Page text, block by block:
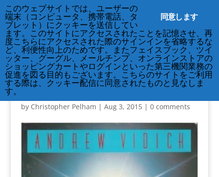
212-677-8621 info@crsny.org
love-is-a-secret
by Christopher Pelham | Aug 3, 2015| 0 comments
同意します
このウェブサイトでは、ユーザーの
端末（コンピュータ、携帯電話、タ
ブレット）にクッキーを送信してい
ます。このサイトにアクセスされたことを記憶させ、再
度こちらにアクセスされた際のサインインを省略するな
ど、利便性向上のためです。またフェイスブック、ツイ
ッター、グーグル、メールチンプ、オンラインストアの
ショッピングカートやログインといった第三機関業務の
促進を図る目的もございます。こちらのサイトをご利用
する際は、クッキー配信に同意されたものと見なしま
す。